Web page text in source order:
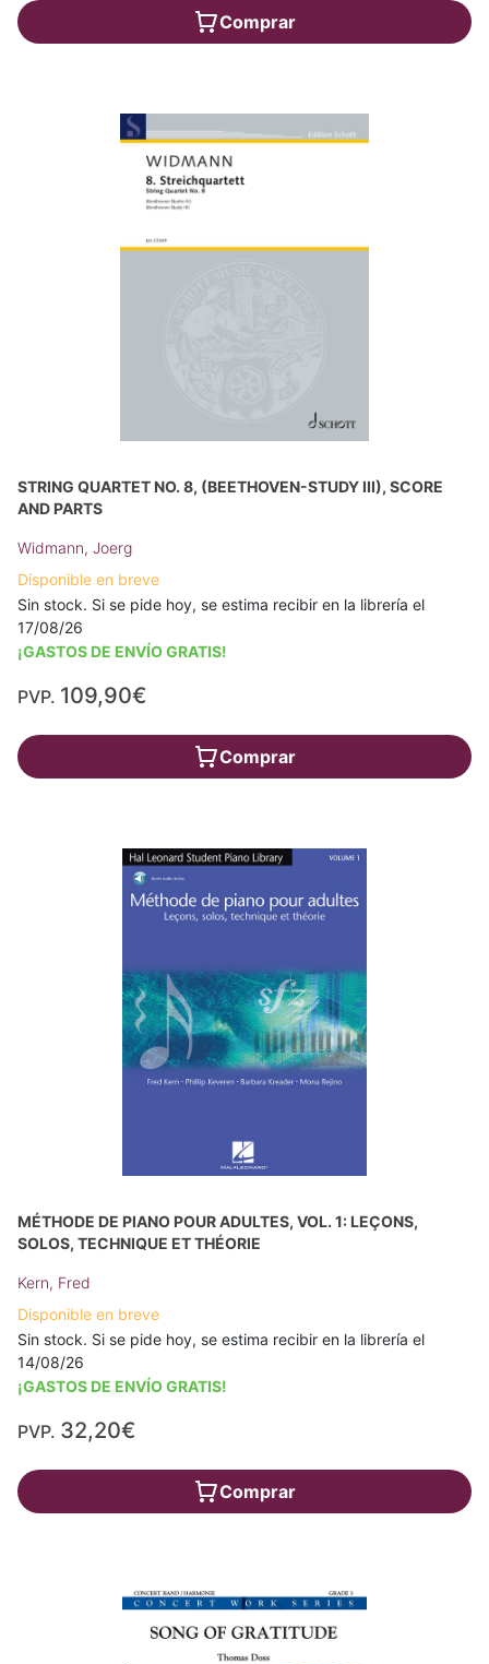
Comprar
STRING QUARTET NO. 8, (BEETHOVEN-STUDY III), SCORE
AND PARTS
Widmann, Joerg
Disponible en breve
Sin stock. Si se pide hoy, se estima recibir en la librería el
17/08/26
¡GASTOS DE ENVÍO GRATIS!
PVP. 109,90€
Comprar
MÉTHODE DE PIANO POUR ADULTES, VOL. 1: LEÇONS,
SOLOS, TECHNIQUE ET THÉORIE
Kern, Fred
Disponible en breve
Sin stock. Si se pide hoy, se estima recibir en la librería el
14/08/26
¡GASTOS DE ENVÍO GRATIS!
PVP. 32,20€
Comprar